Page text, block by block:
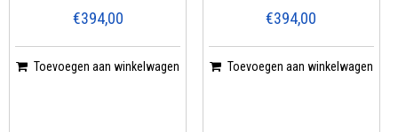
€394,00
Toevoegen aan winkelwagen
€394,00
Toevoegen aan winkelwagen